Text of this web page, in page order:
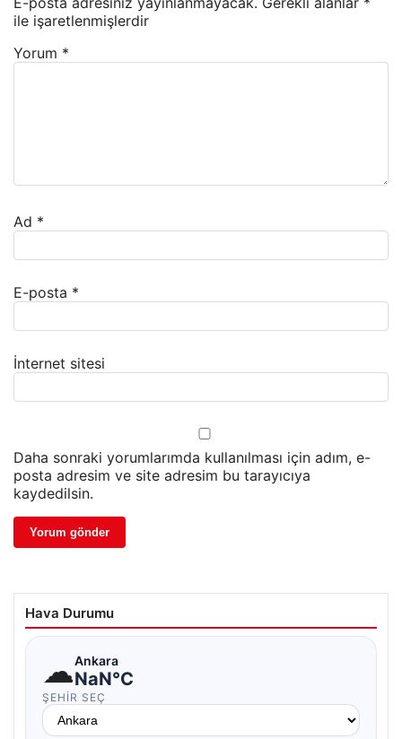
ile işaretlenmişlerdir
Yorum *
Ad *
E-posta *
İnternet sitesi
Daha sonraki yorumlarımda kullanılması için adım, e-
posta adresim ve site adresim bu tarayıcıya
kaydedilsin.
Hava Durumu
☁Ankara
NaN°C
ŞEHIR SEÇ